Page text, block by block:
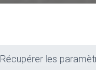
Récupérer les